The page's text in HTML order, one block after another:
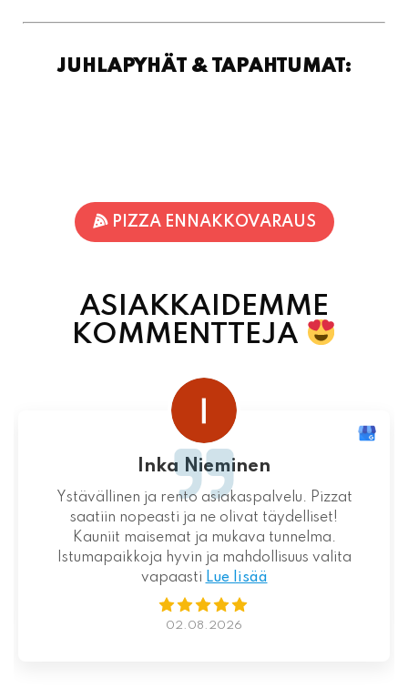
JUHLAPYHÄT & TAPAHTUMAT:
PIZZA ENNAKKOVARAUS
ASIAKKAIDEMME
KOMMENTTEJA
Inka Nieminen
Ystävällinen ja rento asiakaspalvelu. Pizzat
saatiin nopeasti ja ne olivat täydelliset!
Kauniit maisemat ja mukava tunnelma.
Istumapaikkoja hyvin ja mahdollisuus valita
vapaasti Lue lisää
02.08.2026